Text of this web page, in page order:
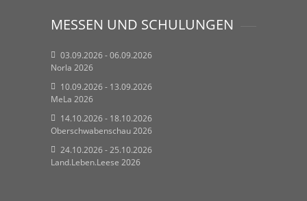
MESSEN UND SCHULUNGEN
03.09.2026 - 06.09.2026
Norla 2026
10.09.2026 - 13.09.2026
MeLa 2026
14.10.2026 - 18.10.2026
Oberschwabenschau 2026
24.10.2026 - 25.10.2026
Land.Leben.Leese 2026